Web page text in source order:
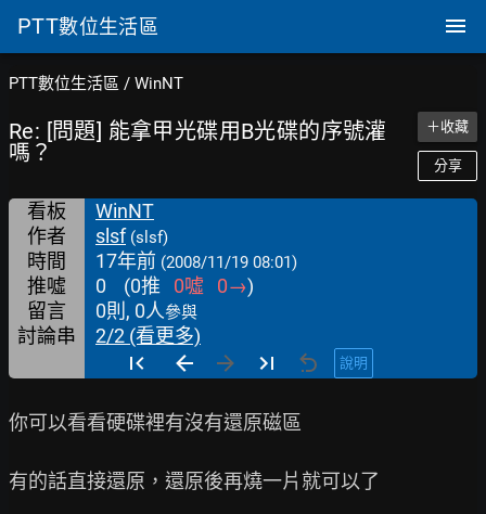
PTT數位生活區
PTT數位生活區 / WinNT
Re: [問題] 能拿甲光碟用B光碟的序號灌
嗎？
＋收藏
分享
看板
WinNT
作者
slsf (slsf)
時間 17年前 (2008/11/19 08:01)
推噓 0 (0推 0噓 0→)
留言
0則, 0人參與
討論串 2/2 (看更多)
說明
你可以看看硬碟裡有沒有還原磁區
有的話直接還原，還原後再燒一片就可以了